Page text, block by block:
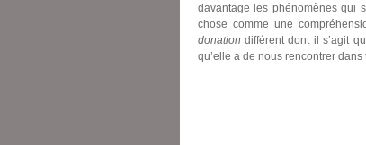
davantage les phénomènes qui
chose comme une
donation différent dont il s’agit
qu’elle a de nous rencontrer